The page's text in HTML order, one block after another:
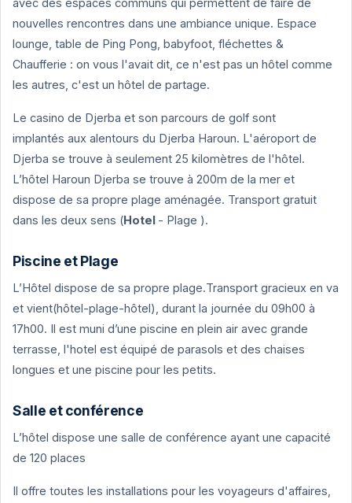
nouvelles rencontres dans une ambiance unique. Espace
lounge, table de Ping Pong, babyfoot, fléchettes &
Chaufferie : on vous l'avait dit, ce n'est pas un hôtel comme
les autres, c'est un hôtel de partage.
Le casino de Djerba et son parcours de golf sont
implantés aux alentours du Djerba Haroun. L'aéroport de
Djerba se trouve à seulement 25 kilomètres de l'hôtel.
L’hôtel Haroun Djerba se trouve à 200m de la mer et
dispose de sa propre plage aménagée. Transport gratuit
dans les deux sens (Hotel - Plage ).
Piscine et Plage
L’Hôtel dispose de sa propre plage.Transport gracieux en va
et vient(hôtel-plage-hôtel), durant la journée du 09h00 à
17h00. Il est muni d’une piscine en plein air avec grande
terrasse, l'hotel est équipé de parasols et des chaises
longues et une piscine pour les petits.
Salle et conférence
L’hôtel dispose une salle de conférence ayant une capacité
de 120 places
Il offre toutes les installations pour les voyageurs d'affaires,